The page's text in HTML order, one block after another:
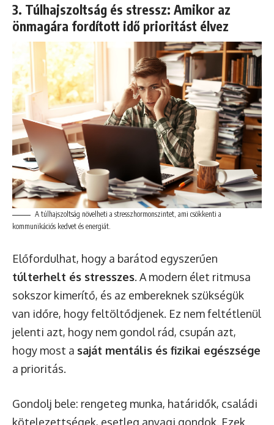
3. Túlhajszoltság és stressz: Amikor az
önmagára fordított idő prioritást élvez
A túlhajszoltság növelheti a stresszhormonszintet, ami csökkenti a
kommunikációs kedvet és energiát.
Előfordulhat, hogy a barátod egyszerűen
túlterhelt és stresszes. A modern élet ritmusa
sokszor kimerítő, és az embereknek szükségük
van időre, hogy feltöltődjenek. Ez nem feltétlenül
jelenti azt, hogy nem gondol rád, csupán azt,
hogy most a saját mentális és fizikai egészsége
a prioritás.
Gondolj bele: rengeteg munka, határidők, családi
kötelezettségek, esetleg anyagi gondok. Ezek